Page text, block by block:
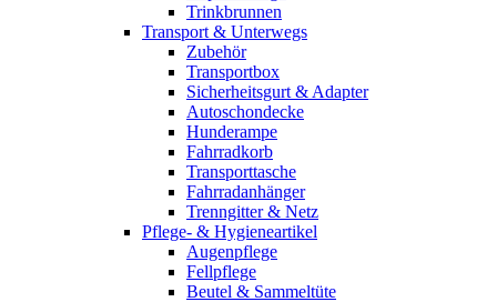
Trinkbrunnen
Transport & Unterwegs
Zubehör
Transportbox
Sicherheitsgurt & Adapter
Autoschondecke
Hunderampe
Fahrradkorb
Transporttasche
Fahrradanhänger
Trenngitter & Netz
Pflege- & Hygieneartikel
Augenpflege
Fellpflege
Beutel & Sammeltüte